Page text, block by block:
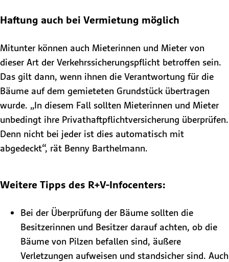
Haftung auch bei Vermietung möglich
Mitunter können auch Mieterinnen und Mieter von
dieser Art der Verkehrssicherungspflicht betroffen sein.
Das gilt dann, wenn ihnen die Verantwortung für die
Bäume auf dem gemieteten Grundstück übertragen
wurde. „In diesem Fall sollten Mieterinnen und Mieter
unbedingt ihre Privathaftpflichtversicherung überprüfen.
Denn nicht bei jeder ist dies automatisch mit
abgedeckt“, rät Benny Barthelmann.
Weitere Tipps des R+V-Infocenters:
Bei der Überprüfung der Bäume sollten die
Besitzerinnen und Besitzer darauf achten, ob die
Bäume von Pilzen befallen sind, äußere
Verletzungen aufweisen und standsicher sind. Auch